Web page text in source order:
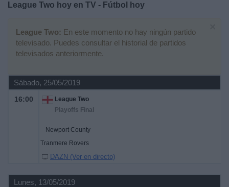
League Two hoy en TV - Fútbol hoy
League Two: En este momento no hay ningún partido
televisado. Puedes consultar el historial de partidos
televisados anteriormente.
Sábado, 25/05/2019
16:00
League Two
Playoffs Final
Newport County
Tranmere Rovers
DAZN (Ver en directo)
Lunes, 13/05/2019
Noticias
Widget